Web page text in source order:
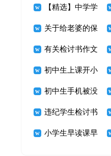
【精选】中学学
生手机检讨书三
篇
关于给老婆的保
证书10篇
有关检讨书作文
集合五篇
初中生上课开小
差检讨书
初中生手机被没
收检讨书
违纪学生检讨书
3篇
小学生早读课早